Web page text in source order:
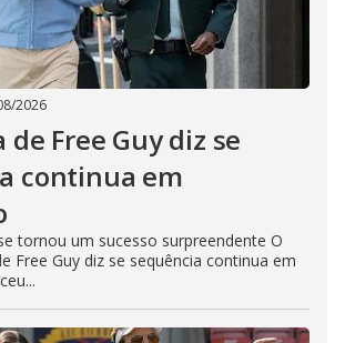
2026
Free Guy diz se
continua em
tornou um sucesso surpreendente O
Free Guy diz se sequência continua em